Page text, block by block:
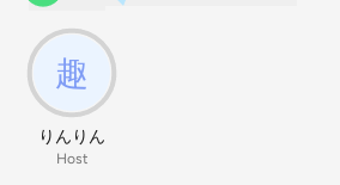
りんりん
Host